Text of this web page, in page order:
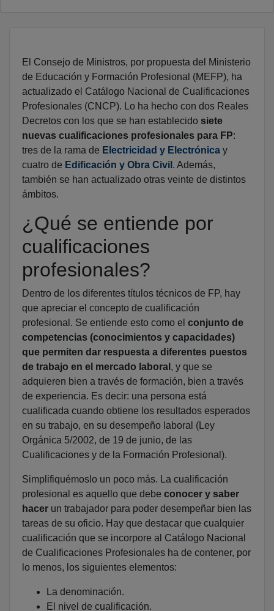
El Consejo de Ministros, por propuesta del Ministerio
de Educación y Formación Profesional (MEFP), ha
actualizado el Catálogo Nacional de Cualificaciones
Profesionales (CNCP). Lo ha hecho con dos Reales
Decretos con los que se han establecido siete
nuevas cualificaciones profesionales para FP:
tres de la rama de Electricidad y Electrónica y
cuatro de Edificación y Obra Civil . Además,
también se han actualizado otras veinte de distintos
ámbitos.
¿Qué se entiende por
cualificaciones
profesionales?
Dentro de los diferentes títulos técnicos de FP, hay
que apreciar el concepto de cualificación
profesional. Se entiende esto como el conjunto de
competencias (conocimientos y capacidades)
que permiten dar respuesta a diferentes puestos
de trabajo en el mercado laboral , y que se
adquieren bien a través de formación, bien a través
de experiencia. Es decir: una persona está
cualificada cuando obtiene los resultados esperados
en su trabajo, en su desempeño laboral (Ley
Orgánica 5/2002, de 19 de junio, de las
Cualificaciones y de la Formación Profesional).
Simplifiquémoslo un poco más. La cualificación
profesional es aquello que debe conocer y saber
hacer un trabajador para poder desempeñar bien las
tareas de su oficio. Hay que destacar que cualquier
cualificación que se incorpore al Catálogo Nacional
de Cualificaciones Profesionales ha de contener, por
lo menos, los siguientes elementos:
La denominación.
El nivel de cualificación.